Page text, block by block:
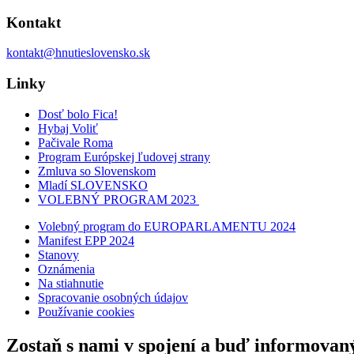
Kontakt
kontakt@hnutieslovensko.sk
Linky
Dosť bolo Fica!
Hybaj Voliť
Pačivale Roma
Program Európskej ľudovej strany
Zmluva so Slovenskom
Mladí SLOVENSKO
VOLEBNÝ PROGRAM 2023
Volebný program do EUROPARLAMENTU 2024
Manifest EPP 2024
Stanovy
Oznámenia
Na stiahnutie
Spracovanie osobných údajov
Používanie cookies
Zostaň s nami v spojení a buď